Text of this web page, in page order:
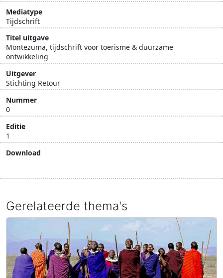
Mediatype
Tijdschrift
Titel uitgave
Montezuma, tijdschrift voor toerisme & duurzame
ontwikkeling
Uitgever
Stichting Retour
Nummer
0
Editie
1
Download
Gerelateerde thema's